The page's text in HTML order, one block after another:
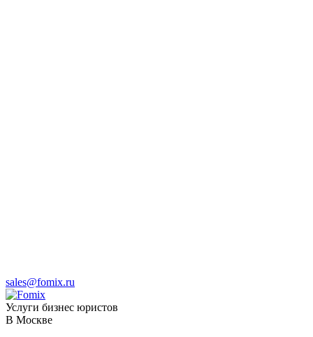
sales@fomix.ru
Услуги бизнес юристов
В Москве